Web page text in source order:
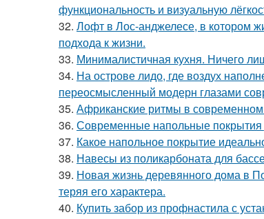
функциональность и визуальную
32. Лофт в Лос-анджелесе, в котором
подхода к жизни.
33. Минималистичная кухня. Ничего
34. На острове лидо, где воздух
переосмысленный модерн глазами
35. Африканские ритмы в современном
36. Современные напольные покрытия
37. Какое напольное покрытие
38. Навесы из поликарбоната для
39. Новая жизнь деревянного дома в
теряя его характера.
40. Купить забор из профнастила с